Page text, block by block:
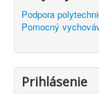
Podpora
Pomocný
Prihlásenie